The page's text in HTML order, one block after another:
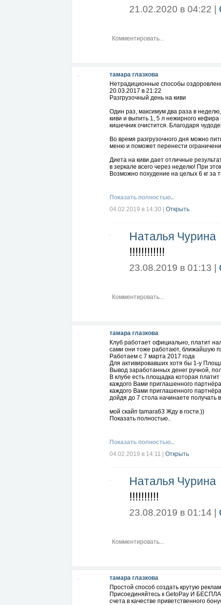
21.02.2020 в 04:22 |
тамара глазкова
Нетрадиционные способы
20.03.2017 в 21:22
Разгрузочный день на киви
Один раз, максимум два раза в
киви и выпить 1, 5 л нежирного
кишечник очистится. Благодаря
Во время разгрузочного дня можно
меню и поможет перенести
Диета на киви дает отличные
в зеркале всего через неделю! При
Возможно похудение на целых 6 кг за
Показать полностью..
04.02.2019 в 14:30
Открыть
Наталья Чурина
!!!!!!!!!!!!
23.08.2019 в 01:13 |
тамара глазкова
Клуб работает официально, платит
сами они тоже работают, ближайшую
Работаем с 7 марта 2017 года
Для активировавших хотя бы 1-у
Вывод заработанных денег ручной,
В клубе есть площадка которая
каждого Вами приглашенного
каждого Вами приглашенного
дойдя до 7 стола начинаете
мой скайп tamara63 Жду в гости.))
Показать полностью..
Показать полностью..
04.02.2019 в 14:11
Открыть
Наталья Чурина
!!!!!!!!!!
23.08.2019 в 01:14 |
тамара глазкова
Простой способ создать крутую
Присоединяйтесь к GetoPay И
счета в качестве приветственного